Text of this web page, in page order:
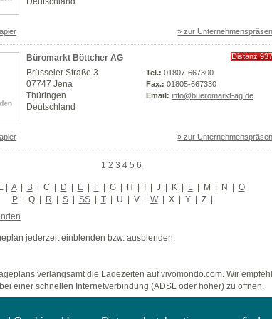
» zur
Büromarkt Böttcher AG
Distanz
Brüsseler Straße 3
07747 Jena
Thüringen
Deutschland
Tel.: 01807-667300
Fax.: 01805-667330
Email: info@bueromarkt-ag.de
» zur
1 2 3 4 5 6
| A | B | C | D | E | F | G | H | I | J | K | L | M | N | O
P | Q | R | S | SS | T | U | V | W | X | Y | Z |
jederzeit einblenden bzw. ausblenden.
verlangsamt die Ladezeiten auf vivomondo.com. Wir
einer schnellen Internetverbindung (ADSL oder höher) zu öffnen.